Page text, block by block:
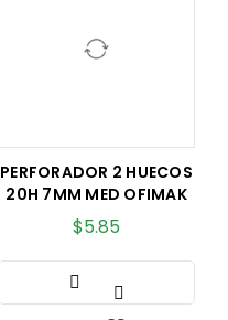
PERFORADOR 2 HUECOS
20H 7MM MED OFIMAK
$5.85